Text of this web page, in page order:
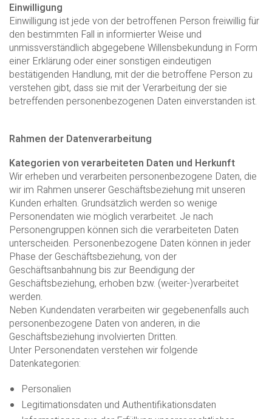
Einwilligung
Einwilligung ist jede von der betroffenen Person freiwillig für
den bestimmten Fall in informierter Weise und
unmissverständlich abgegebene Willensbekundung in Form
einer Erklärung oder einer sonstigen eindeutigen
bestätigenden Handlung, mit der die betroffene Person zu
verstehen gibt, dass sie mit der Verarbeitung der sie
betreffenden personenbezogenen Daten einverstanden ist.
Rahmen der Datenverarbeitung
Kategorien von verarbeiteten Daten und Herkunft
Wir erheben und verarbeiten personenbezogene Daten, die
wir im Rahmen unserer Geschäftsbeziehung mit unseren
Kunden erhalten. Grundsätzlich werden so wenige
Personendaten wie möglich verarbeitet. Je nach
Personengruppen können sich die verarbeiteten Daten
unterscheiden. Personenbezogene Daten können in jeder
Phase der Geschäftsbeziehung, von der
Geschäftsanbahnung bis zur Beendigung der
Geschäftsbeziehung, erhoben bzw. (weiter-)verarbeitet
werden.
Neben Kundendaten verarbeiten wir gegebenenfalls auch
personenbezogene Daten von anderen, in die
Geschäftsbeziehung involvierten Dritten.
Unter Personendaten verstehen wir folgende
Datenkategorien:
Personalien
Legitimationsdaten und Authentifikationsdaten